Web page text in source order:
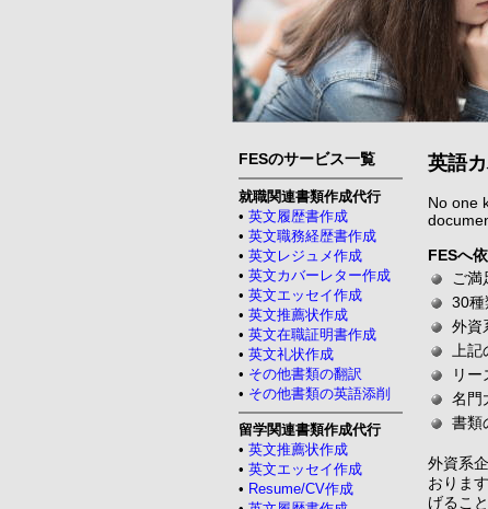
FESのサービス一覧
就職関連書類作成代行
• 英文履歴書作成
• 英文職務経歴書作成
• 英文レジュメ作成
• 英文カバーレター作成
• 英文エッセイ作成
• 英文推薦状作成
• 英文在職証明書作成
• 英文礼状作成
• その他書類の翻訳
• その他書類の英語添削
留学関連書類作成代行
• 英文推薦状作成
• 英文エッセイ作成
• Resume/CV作成
英語
No one
FESへ
ご満
30種
外資
上
リー
名門
書類
外資系
おりま
げるこ